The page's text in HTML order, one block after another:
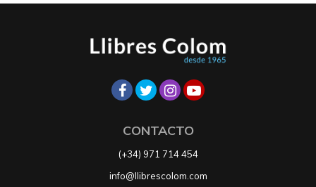
CONTACTO
(+34) 971 714 454
info@llibrescolom.com